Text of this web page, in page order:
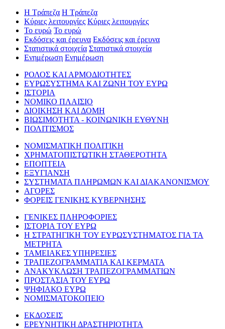
Η Τράπεζα Η Τράπεζα
Κύριες λειτουργίες Κύριες λειτουργίες
Το ευρώ Το ευρώ
Εκδόσεις και έρευνα Εκδόσεις και έρευνα
Στατιστικά στοιχεία Στατιστικά στοιχεία
Ενημέρωση Ενημέρωση
ΡΟΛΟΣ ΚΑΙ ΑΡΜΟΔΙΟΤΗΤΕΣ
ΕΥΡΩΣΥΣΤΗΜΑ ΚΑΙ ΖΩΝΗ ΤΟΥ ΕΥΡΩ
ΙΣΤΟΡΙΑ
ΝΟΜΙΚΟ ΠΛΑΙΣΙΟ
ΔΙΟΙΚΗΣΗ ΚΑΙ ΔΟΜΗ
ΒΙΩΣΙΜΟΤΗΤΑ - ΚΟΙΝΩΝΙΚΗ ΕΥΘΥΝΗ
ΠΟΛΙΤΙΣΜΟΣ
ΝΟΜΙΣΜΑΤΙΚΗ ΠΟΛΙΤΙΚΗ
ΧΡΗΜΑΤΟΠΙΣΤΩΤΙΚΗ ΣΤΑΘΕΡΟΤΗΤΑ
ΕΠΟΠΤΕΙΑ
ΕΞΥΓΙΑΝΣΗ
ΣΥΣΤΗΜΑΤΑ ΠΛΗΡΩΜΩΝ ΚΑΙ ΔΙΑΚΑΝΟΝΙΣΜΟΥ
ΑΓΟΡΕΣ
ΦΟΡΕΙΣ ΓΕΝΙΚΗΣ ΚΥΒΕΡΝΗΣΗΣ
ΓΕΝΙΚΕΣ ΠΛΗΡΟΦΟΡΙΕΣ
ΙΣΤΟΡΙΑ ΤΟΥ ΕΥΡΩ
Η ΣΤΡΑΤΗΓΙΚΗ ΤΟΥ ΕΥΡΩΣΥΣΤΗΜΑΤΟΣ ΓΙΑ ΤΑ
ΜΕΤΡΗΤΑ
ΤΑΜΕΙΑΚΕΣ ΥΠΗΡΕΣΙΕΣ
ΤΡΑΠΕΖΟΓΡΑΜΜΑΤΙΑ ΚΑΙ ΚΕΡΜΑΤΑ
ΑΝΑΚΥΚΛΩΣΗ ΤΡΑΠΕΖΟΓΡΑΜΜΑΤΙΩΝ
ΠΡΟΣΤΑΣΙΑ ΤΟΥ ΕΥΡΩ
ΨΗΦΙΑΚΟ ΕΥΡΩ
ΝΟΜΙΣΜΑΤΟΚΟΠΕΙΟ
ΕΚΔΟΣΕΙΣ
ΕΡΕΥΝΗΤΙΚΗ ΔΡΑΣΤΗΡΙΟΤΗΤΑ